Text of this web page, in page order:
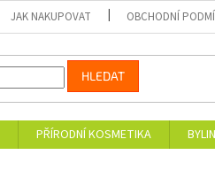
JAK NAKUPOVAT OBCHODNÍ
HLEDAT
PŘÍRODNÍ KOSMETIKA